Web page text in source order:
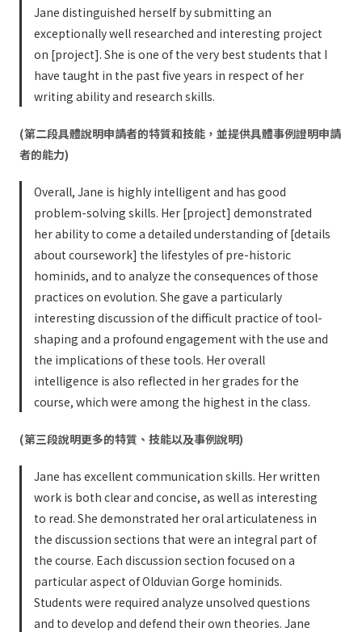
Jane distinguished herself by submitting an
exceptionally well researched and interesting project
on [project]. She is one of the very best students that I
have taught in the past five years in respect of her
writing ability and research skills.
(第二段具體說明申請者的特質和技能，並提供具體事例證明申請
者的能力)
Overall, Jane is highly intelligent and has good
problem-solving skills. Her [project] demonstrated
her ability to come a detailed understanding of [details
about coursework] the lifestyles of pre-historic
hominids, and to analyze the consequences of those
practices on evolution. She gave a particularly
interesting discussion of the difficult practice of tool-
shaping and a profound engagement with the use and
the implications of these tools. Her overall
intelligence is also reflected in her grades for the
course, which were among the highest in the class.
(第三段說明更多的特質、技能以及事例說明)
Jane has excellent communication skills. Her written
work is both clear and concise, as well as interesting
to read. She demonstrated her oral articulateness in
the discussion sections that were an integral part of
the course. Each discussion section focused on a
particular aspect of Olduvian Gorge hominids.
Students were required analyze unsolved questions
and to develop and defend their own theories. Jane